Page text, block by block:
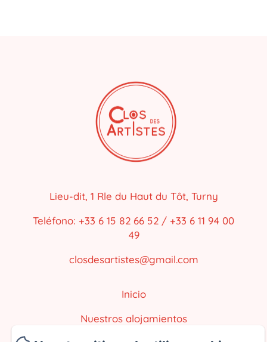
Lieu-dit, 1 Rle du Haut du Tôt, Turny
Teléfono: +33 6 15 82 66 52 / +33 6 11 94 00
49
closdesartistes@gmail.com
Inicio
Nuestros alojamientos